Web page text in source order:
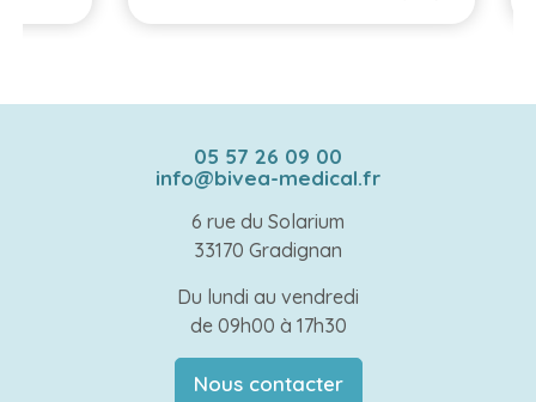
05 57 26 09 00
info@bivea-medical.fr
6 rue du Solarium
33170 Gradignan
Du lundi au vendredi
de 09h00 à 17h30
Nous contacter